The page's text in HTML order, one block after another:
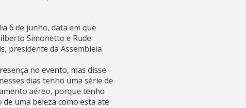
6 de junho, data em que
Simonetto e Rude
presidente da Assembleia
no evento, mas disse
dias tenho uma série de
aéreo, porque tenho
uma beleza como esta até